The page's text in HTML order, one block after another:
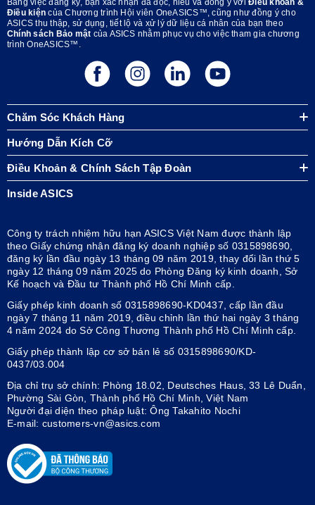
Điều kiện của Chương trình Hội viên OneASICS™, cũng như đồng ý cho
ASICS thu thập, sử dụng, tiết lộ và xử lý dữ liệu cá nhân của bạn theo
Chính sách Bảo mật của ASICS nhằm phục vụ cho việc tham gia chương
trình OneASICS™.
Chăm Sóc Khách Hàng
Hướng Dẫn Kích Cỡ
Điều Khoản & Chính Sách Tập Đoàn
Inside ASICS
Công ty trách nhiệm hữu hạn ASICS Việt Nam được thành lập
theo Giấy chứng nhận đăng ký doanh nghiệp số 0315898690,
đăng ký lần đầu ngày 13 tháng 09 năm 2019, thay đổi lần thứ 5
ngày 12 tháng 09 năm 2025 do Phòng Đăng ký kinh doanh, Sở
Kế hoạch và Đầu tư Thành phố Hồ Chí Minh cấp.
Giấy phép kinh doanh số 0315898690-KD0437, cấp lần đầu
ngày 7 tháng 11 năm 2019, điều chỉnh lần thứ hai ngày 3 tháng
4 năm 2024 do Sở Công Thương Thành phố Hồ Chí Minh cấp.
Giấy phép thành lập cơ sở bán lẻ số 0315898690/KD-
0437/03.004
Địa chỉ trụ sở chính: Phòng 18.02, Deutsches Haus, 33 Lê Duẩn,
Phường Sài Gòn, Thành phố Hồ Chí Minh, Việt Nam
Người đại diện theo pháp luật: Ông Takahito Nochi
E-mail: customers-vn@asics.com